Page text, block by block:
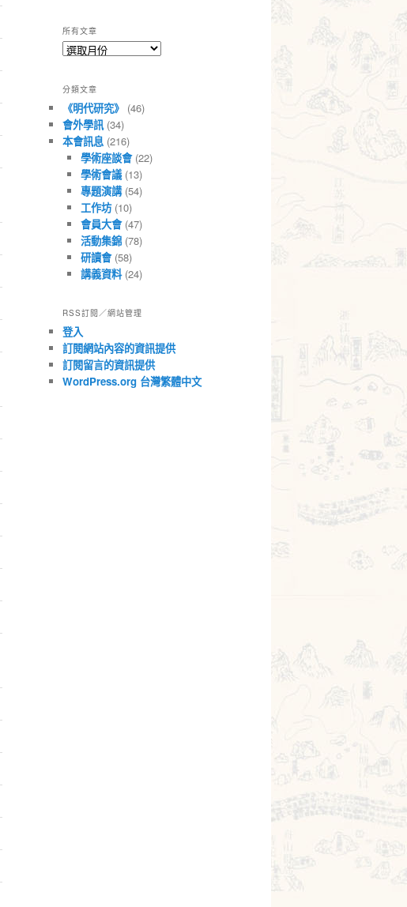
所有文章
所
章
分類文章
《明代研究》 (46)
會外學訊 (34)
本會訊息 (216)
學術座談會(22)
學術會議(13)
專題演講(54)
工作坊(10)
會員大會(47)
活動集錦(78)
研讀會(58)
講義資料(24)
RSS訂閱／網站管理
登入
訂閱網站內容的資訊提供
訂閱留言的資訊提供
WordPress.org 台灣繁體中文